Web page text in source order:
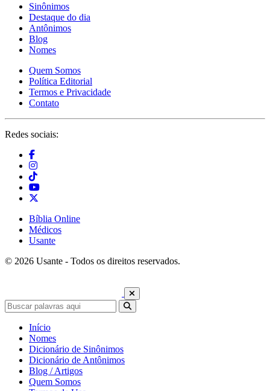
Sinônimos
Destaque do dia
Antônimos
Blog
Nomes
Quem Somos
Política Editorial
Termos e Privacidade
Contato
Redes sociais:
Bíblia Online
Médicos
Usante
© 2026 Usante - Todos os direitos reservados.
Início
Nomes
Dicionário de Sinônimos
Dicionário de Antônimos
Blog / Artigos
Quem Somos